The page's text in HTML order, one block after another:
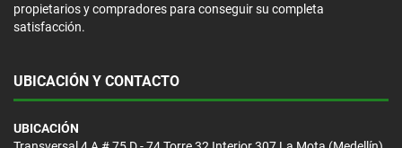
propietarios y compradores para conseguir su completa
satisfacción.
UBICACIÓN Y CONTACTO
UBICACIÓN